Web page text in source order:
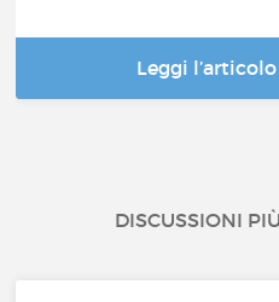
Leggi l’articolo
DISCUSSIONI